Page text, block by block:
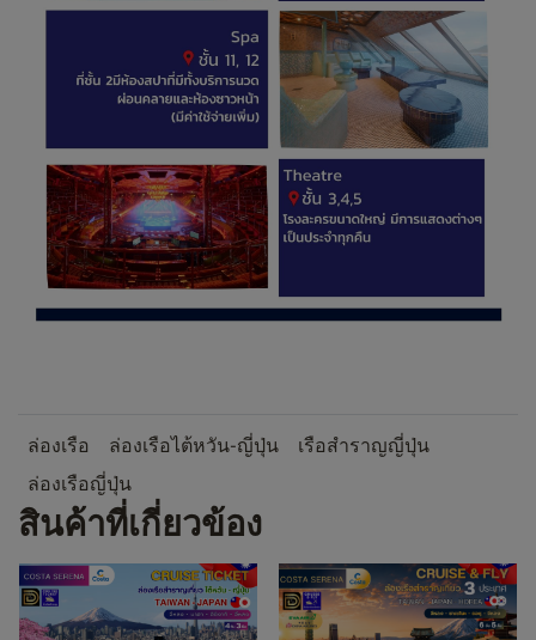
ล่องเรือ ล่องเรือไต้หวัน-ญี่ปุ่น
เรือสำราญญี่ปุ่น
ล่องเรือญี่ปุ่น
สินค้าที่เกี่ยวข้อง